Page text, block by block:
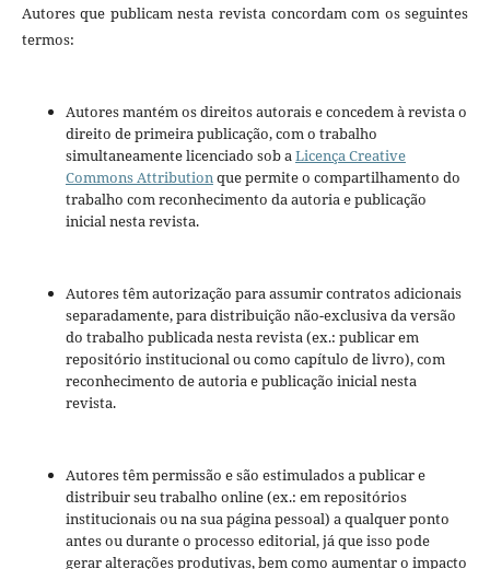
Autores que publicam nesta revista concordam com os seguintes
termos:
Autores mantém os direitos autorais e concedem à revista o
direito de primeira publicação, com o trabalho
simultaneamente licenciado sob aLicença Creative
Commons Attributionque permite o compartilhamento do
trabalho com reconhecimento da autoria e publicação
inicial nesta revista.
Autores têm autorização para assumir contratos adicionais
separadamente, para distribuição não-exclusiva da versão
do trabalho publicada nesta revista (ex.: publicar em
repositório institucional ou como capítulo de livro), com
reconhecimento de autoria e publicação inicial nesta
revista.
Autores têm permissão e são estimulados a publicar e
distribuir seu trabalho online (ex.: em repositórios
institucionais ou na sua página pessoal) a qualquer ponto
antes ou durante o processo editorial, já que isso pode
gerar alterações produtivas, bem como aumentar o impacto